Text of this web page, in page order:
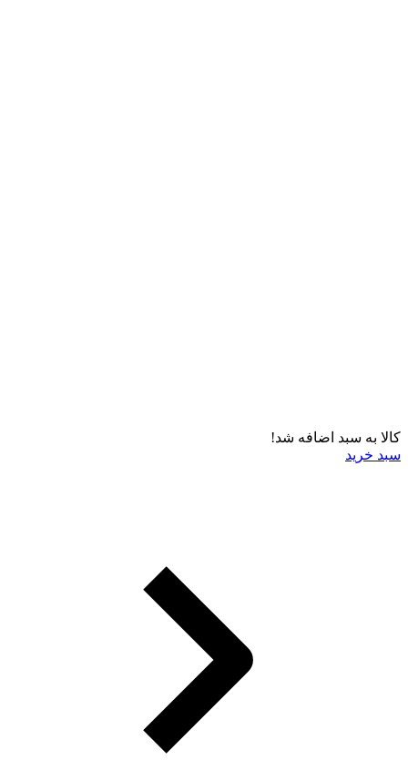
کالا به سبد اضافه شد!
سبد خرید